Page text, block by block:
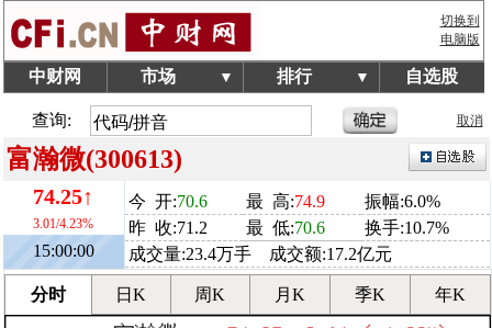
切换到
电脑版
中财网 市场 ▼ 排行 ▼ 自选股
查询: 取消
富瀚微(300613)
74.25↑
3.01/4.23%
15:00:00
今 开:70.6 最 高:74.9
振幅:6.0%
昨 收:71.2
最 低:70.6
换手:10.7%
成交量:23.4万手 成交额:17.2亿元
分时 日K 周K 月K 季K 年K